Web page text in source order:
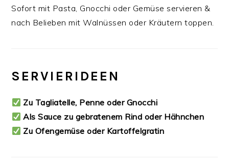
Sofort mit Pasta, Gnocchi oder Gemüse servieren &
nach Belieben mit Walnüssen oder Kräutern toppen.
SERVIERIDEEN
Zu Tagliatelle, Penne oder Gnocchi
Als Sauce zu gebratenem Rind oder Hähnchen
Zu Ofengemüse oder Kartoffelgratin